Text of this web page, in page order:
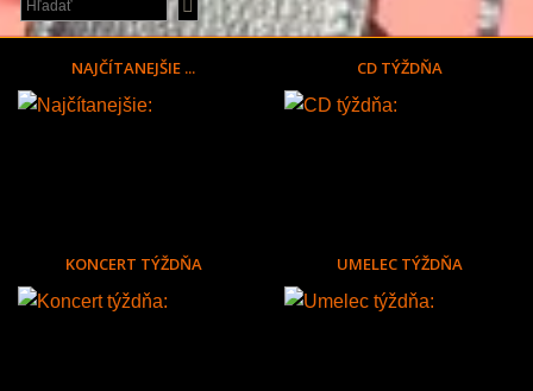
NAJČÍTANEJŠIE ... CD TÝŽDŇA
KONCERT TÝŽDŇA UMELEC TÝŽDŇA